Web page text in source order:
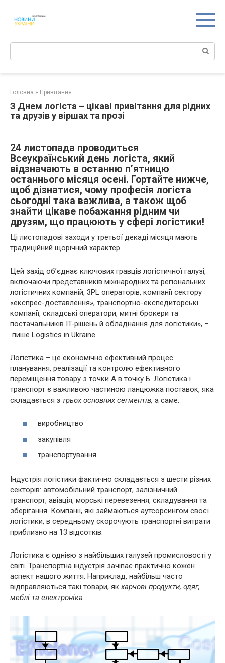
контенту
Поиск:
Головна » Привітання
З Днем логіста – цікаві привітання для рідних
та друзів у віршах та прозі
24 листопада проводиться
Всеукраїнський день логіста, який
відзначають в останню п’ятницю
останнього місяця осені. Гортайте нижче,
щоб дізнатися, чому професія логіста
сьогодні така важлива, а також щоб
знайти цікаве побажання рідним чи
друзям, що працюють у сфері логістики!
Ці листопадові заходи у третьої декаді місяця мають
традиційний щорічний характер.
Цей захід об’єднає ключових гравців логістичної галузі,
включаючи представників міжнародних та регіональних
логістичних компаній, 3PL операторів, компанії сектору
«експрес-доставлення», транспортно-експедиторські
компанії, складські оператори, митні брокери та
постачальників IT-рішень й обладнання для логістики», –
пише Logistics in Ukraine.
Логістика – це економічно ефективний процес
планування, реалізації та контролю ефективного
переміщення товару з точки А в точку Б. Логістика і
транспорт є важливою частиною ланцюжка поставок, яка
складається з трьох основних сегментів, а саме:
виробництво
закупівля
транспортування.
Індустрія логістики фактично складається з шести різних
секторів: автомобільний транспорт, залізничний
транспорт, авіація, морські перевезення, складування та
зберігання. Компанії, які займаються аутсорсингом своєї
логістики, в середньому скорочують транспортні витрати
приблизно на 13 відсотків.
Логістика є однією з найбільших галузей промисловості у
світі. Транспортна індустрія зачіпає практично кожен
аспект нашого життя. Наприклад, найбільш часто
відправляються такі товари, якхарчові продукти, одяг,
меблі та електроніка.